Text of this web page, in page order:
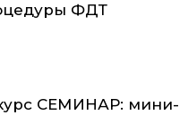
ФДТ
СЕМИНАР: мини-